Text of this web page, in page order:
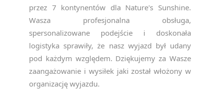
przez 7 kontynentów dla Nature's Sunshine.
Wasza profesjonalna obsługa,
spersonalizowane podejście i doskonała
logistyka sprawiły, że nasz wyjazd był udany
pod każdym względem. Dziękujemy za Wasze
zaangażowanie i wysiłek jaki został włożony w
organizację wyjazdu.